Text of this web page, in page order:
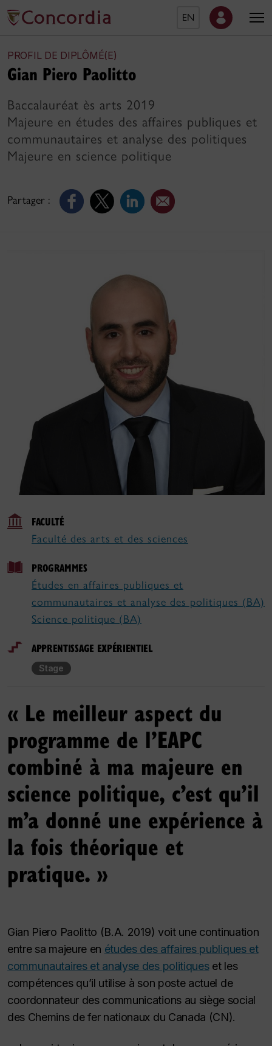
EN
PROFIL DE DIPLÔMÉ(E)
Partager :
Gian Piero Paolitto
Baccalauréat ès arts 2019
Majeure en études des affaires publiques et
communautaires et analyse des politiques
Majeure en science politique
FACULTÉ
Faculté des arts et des sciences
PROGRAMMES
Études en affaires publiques et
communautaires et analyse des politiques (BA)
Science politique (BA)
APPRENTISSAGE EXPÉRIENTIEL
Stage
« Le meilleur aspect du
programme de l’EAPC
combiné à ma majeure en
science politique, c’est qu’il
m’a donné une expérience à
la fois théorique et
pratique. »
Gian Piero Paolitto (B.A. 2019) voit une continuation
entre sa majeure en études des affaires publiques et
communautaires et analyse des politiqueset les
compétences qu’il utilise à son poste actuel de
coordonnateur des communications au siège social
des Chemins de fer nationaux du Canada (CN).